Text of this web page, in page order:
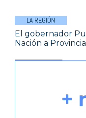
LA REGIÓN
El gobernador
Nación a
+